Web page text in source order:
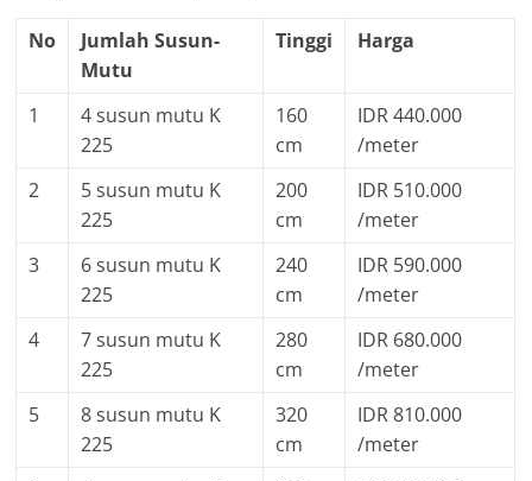
No
Jumlah Susun-
Mutu
Tinggi Harga
1
4 susun mutu K
225
160
cm
IDR 440.000
/meter
2
5 susun mutu K
225
200
cm
IDR 510.000
/meter
3
6 susun mutu K
225
240
cm
IDR 590.000
/meter
4
7 susun mutu K
225
280
cm
IDR 680.000
/meter
5
8 susun mutu K
225
320
cm
IDR 810.000
/meter